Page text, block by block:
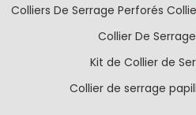
Colliers De Serrage Perforés
Collier De
Kit de Collier de
Collier de serrage